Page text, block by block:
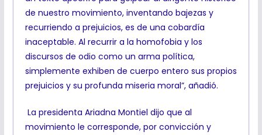
de nuestro movimiento, inventando bajezas y
recurriendo a prejuicios, es de una cobardía
inaceptable. Al recurrir a la homofobia y los
discursos de odio como un arma política,
simplemente exhiben de cuerpo entero sus propios
prejuicios y su profunda miseria moral”, añadió.
La presidenta Ariadna Montiel dijo que al
movimiento le corresponde, por convicción y